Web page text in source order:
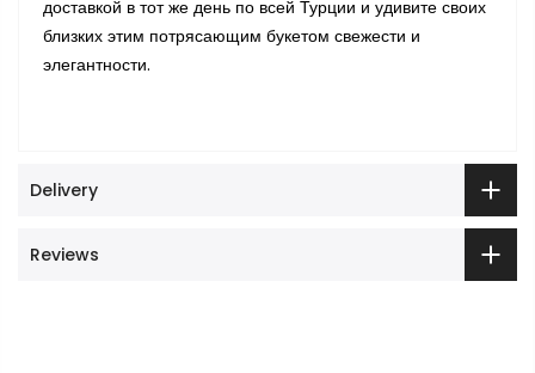
доставкой в тот же день по всей Турции и удивите своих
близких этим потрясающим букетом свежести и
элегантности.
Delivery
Reviews